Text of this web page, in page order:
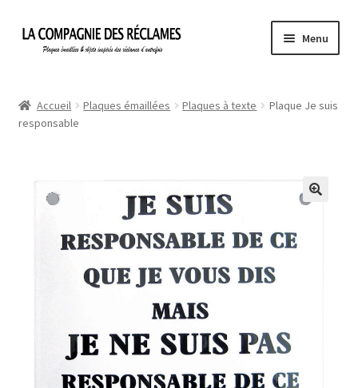
Aller
Aller
Menu
À propos de La Compagnie des Réclames
Ma Commande
Mon compte
Politique de confidentialité
Une histoire de plaques émaillées
Accueil Plaques émaillées Plaques à texte
Plaque Je suis
responsable